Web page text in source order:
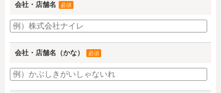
会社・店舗名 必須
会社・店舗名（かな） 必須